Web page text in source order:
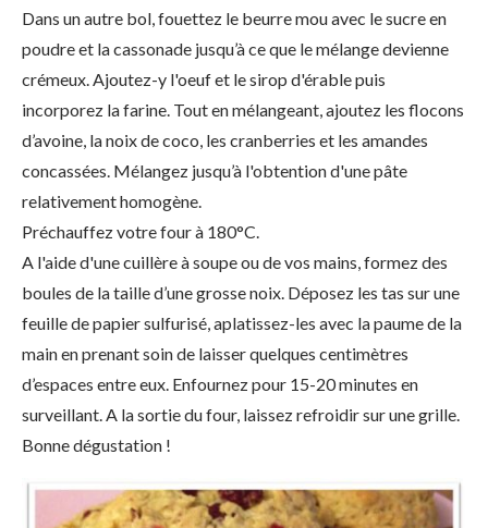
Dans un autre bol, fouettez le beurre mou avec le sucre en
poudre et la cassonade jusqu’à ce que le mélange devienne
crémeux. Ajoutez-y l'oeuf et le sirop d'érable puis
incorporez la farine. Tout en mélangeant, ajoutez les flocons
d’avoine, la noix de coco, les cranberries et les amandes
concassées. Mélangez jusqu’à l'obtention d'une pâte
relativement homogène.
Préchauffez votre four à 180°C.
A l'aide d'une cuillère à soupe ou de vos mains, formez des
boules de la taille d’une grosse noix. Déposez les tas sur une
feuille de papier sulfurisé, aplatissez-les avec la paume de la
main en prenant soin de laisser quelques centimètres
d’espaces entre eux. Enfournez pour 15-20 minutes en
surveillant. A la sortie du four, laissez refroidir sur une grille.
Bonne dégustation !